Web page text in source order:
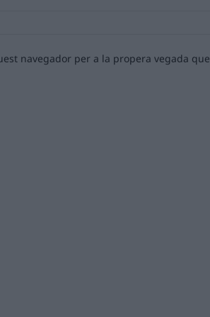
navegador per a la propera vegada que